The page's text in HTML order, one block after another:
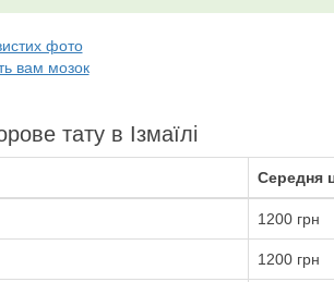
фото
вам мозок
тату в Ізмаїлі
Середня
1200 грн
1200 грн